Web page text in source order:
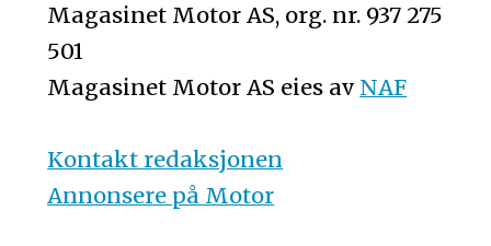
Magasinet Motor AS, org. nr. 937 275
501
Magasinet Motor AS eies av NAF
Kontakt redaksjonen
Annonsere på Motor